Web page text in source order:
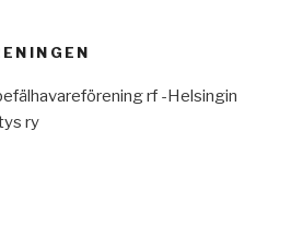
rf -Helsingin
ry